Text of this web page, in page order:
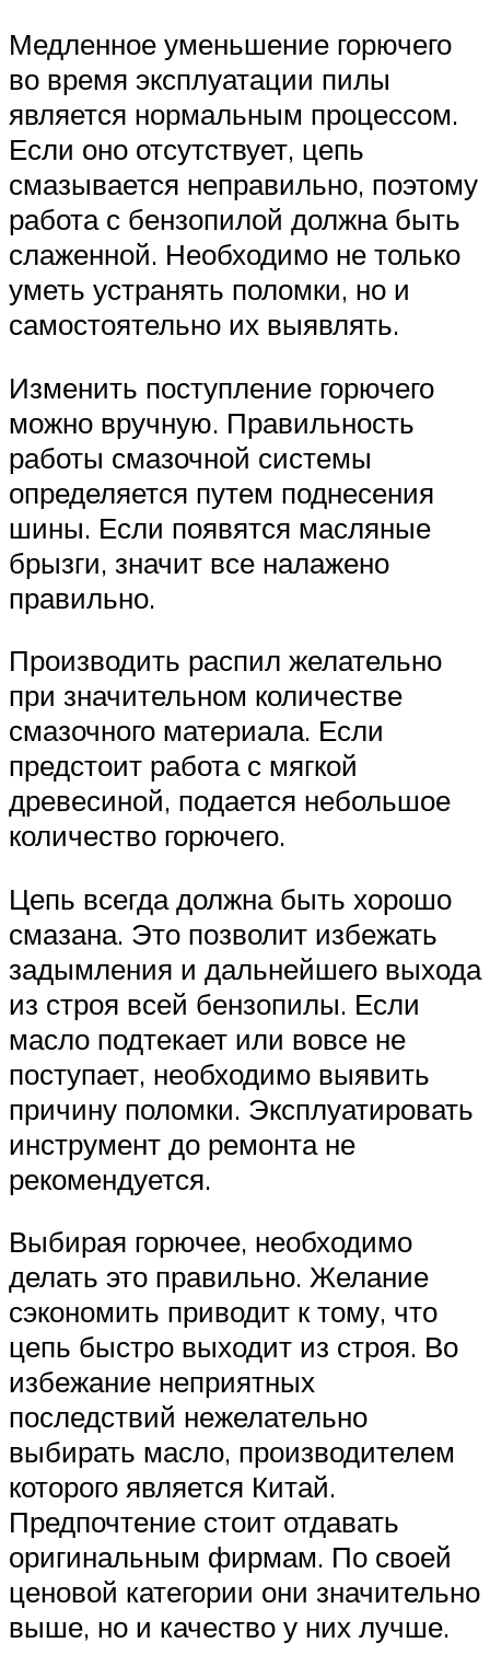
Медленное уменьшение горючего
во время эксплуатации пилы
является нормальным процессом.
Если оно отсутствует, цепь
смазывается неправильно, поэтому
работа с бензопилой должна быть
слаженной. Необходимо не только
уметь устранять поломки, но и
самостоятельно их выявлять.
Изменить поступление горючего
можно вручную. Правильность
работы смазочной системы
определяется путем поднесения
шины. Если появятся масляные
брызги, значит все налажено
правильно.
Производить распил желательно
при значительном количестве
смазочного материала. Если
предстоит работа с мягкой
древесиной, подается небольшое
количество горючего.
Цепь всегда должна быть хорошо
смазана. Это позволит избежать
задымления и дальнейшего выхода
из строя всей бензопилы. Если
масло подтекает или вовсе не
поступает, необходимо выявить
причину поломки. Эксплуатировать
инструмент до ремонта не
рекомендуется.
Выбирая горючее, необходимо
делать это правильно. Желание
сэкономить приводит к тому, что
цепь быстро выходит из строя. Во
избежание неприятных
последствий нежелательно
выбирать масло, производителем
которого является Китай.
Предпочтение стоит отдавать
оригинальным фирмам. По своей
ценовой категории они значительно
выше, но и качество у них лучше.